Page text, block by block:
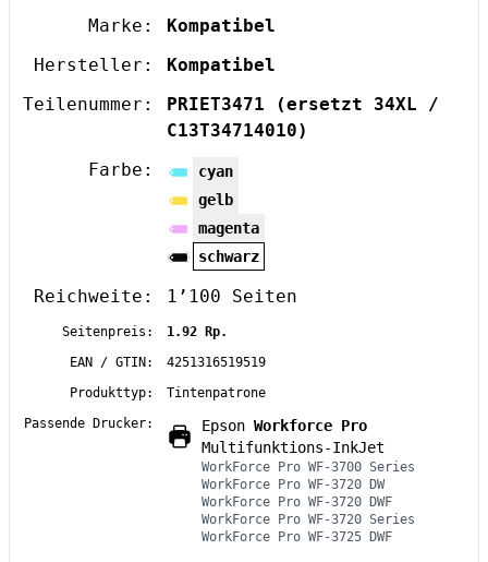
Marke:
Kompatibel
Hersteller:
Kompatibel
Teilenummer:
PRIET3471
(ersetzt 34XL /
C13T34714010)
Farbe:
cyan
gelb
magenta
schwarz
Reichweite: 1’100 Seiten
Seitenpreis:
1.92 Rp.
EAN / GTIN:
4251316519519
Produkttyp:
Tintenpatrone
Passende Drucker:
Epson Workforce Pro
Multifunktions-InkJet
WorkForce Pro WF-3700 Series
WorkForce Pro WF-3720 DW
WorkForce Pro WF-3720 DWF
WorkForce Pro WF-3720 Series
WorkForce Pro WF-3725 DWF